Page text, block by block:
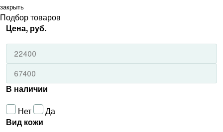
закрыть
Подбор товаров
Цена, руб.
В наличии
Нет
Да
Вид кожи